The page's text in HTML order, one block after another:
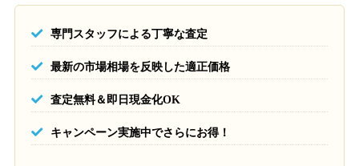
専門スタッフによる丁寧な査定
最新の市場相場を反映した適正価格
査定無料＆即日現金化OK
キャンペーン実施中でさらにお得！